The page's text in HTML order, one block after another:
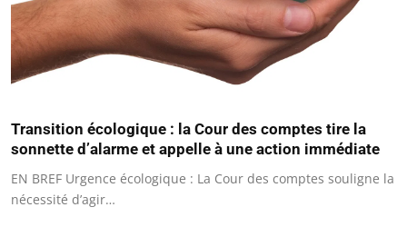
Transition écologique : la Cour des comptes tire la
sonnette d’alarme et appelle à une action immédiate
EN BREF Urgence écologique : La Cour des comptes souligne la
nécessité d’agir…